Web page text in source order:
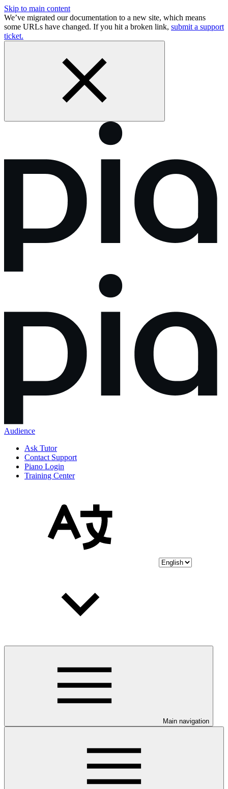
Skip to main content
We’ve migrated our documentation to a new site, which means
some URLs have changed. If you hit a broken link, submit a support
ticket.
Audience
Ask Tutor
Contact Support
Piano Login
Training Center
Main navigation